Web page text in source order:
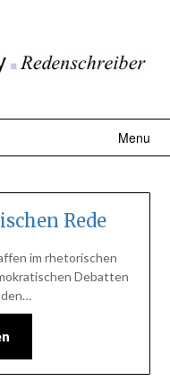
Menu
Rede
im rhetorischen
Debatten